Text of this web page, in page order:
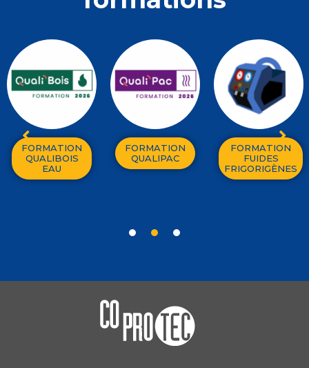
FORMATION
QUALIBOIS
EAU
FORMATION
QUALIPAC
FORMATION
FUIDES
FRIGORIGÈNES